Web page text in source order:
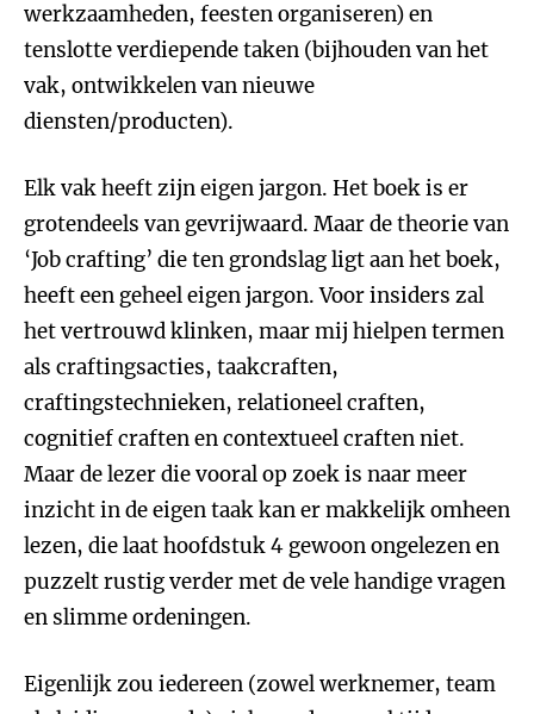
werkzaamheden, feesten organiseren) en
tenslotte verdiepende taken (bijhouden van het
vak, ontwikkelen van nieuwe
diensten/producten).
Elk vak heeft zijn eigen jargon. Het boek is er
grotendeels van gevrijwaard. Maar de theorie van
‘Job crafting’ die ten grondslag ligt aan het boek,
heeft een geheel eigen jargon. Voor insiders zal
het vertrouwd klinken, maar mij hielpen termen
als craftingsacties, taakcraften,
craftingstechnieken, relationeel craften,
cognitief craften en contextueel craften niet.
Maar de lezer die vooral op zoek is naar meer
inzicht in de eigen taak kan er makkelijk omheen
lezen, die laat hoofdstuk 4 gewoon ongelezen en
puzzelt rustig verder met de vele handige vragen
en slimme ordeningen.
Eigenlijk zou iedereen (zowel werknemer, team